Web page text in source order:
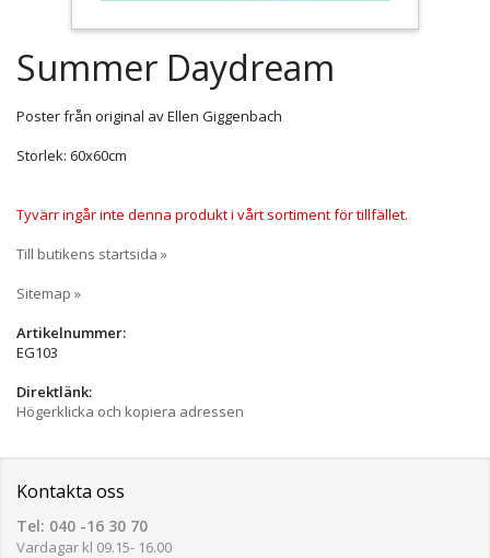
Summer Daydream
Poster från original av Ellen Giggenbach
Storlek: 60x60cm
Tyvärr ingår inte denna produkt i vårt sortiment för tillfället.
Till butikens startsida »
Sitemap »
Artikelnummer:
EG103
Direktlänk:
Högerklicka och kopiera adressen
Kontakta oss
Tel: 040 -16 30 70
Vardagar kl 09.15- 16.00